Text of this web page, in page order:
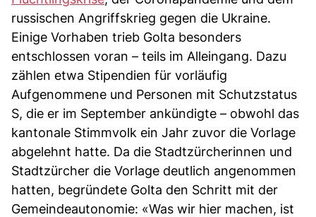
russischen Angriffskrieg gegen die Ukraine.
Einige Vorhaben trieb Golta besonders
entschlossen voran – teils im Alleingang. Dazu
zählen etwa Stipendien für vorläufig
Aufgenommene und Personen mit Schutzstatus
S, die er im September ankündigte – obwohl das
kantonale Stimmvolk ein Jahr zuvor die Vorlage
abgelehnt hatte. Da die Stadtzürcherinnen und
Stadtzürcher die Vorlage deutlich angenommen
hatten, begründete Golta den Schritt mit der
Gemeindeautonomie: «Was wir hier machen, ist